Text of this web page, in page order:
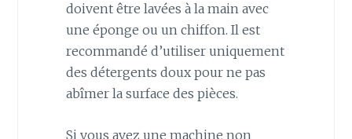
doivent être lavées à la main avec
une éponge ou un chiffon. Il est
recommandé d’utiliser uniquement
des détergents doux pour ne pas
abîmer la surface des pièces.
Si vous avez une machine non